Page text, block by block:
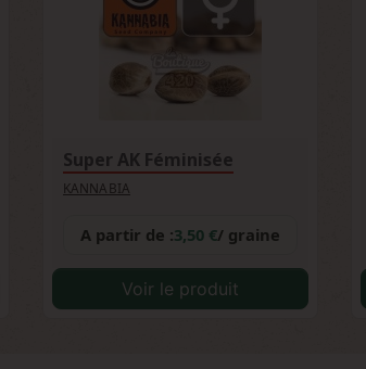
Super AK Féminisée
KANNABIA
A partir de :3,50 €/ graine
Voir le produit